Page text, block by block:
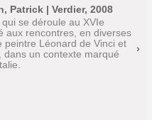
Patrick | Verdier, 2008
se déroule au XVIe
aux rencontres, en diverses
peintre Léonard de Vinci et
dans un contexte marqué